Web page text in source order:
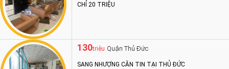
CHỈ 20 TRIỆU
130triệu Quận Thủ Đức
SANG NHƯỢNG CĂN TIN TẠI THỦ ĐỨC